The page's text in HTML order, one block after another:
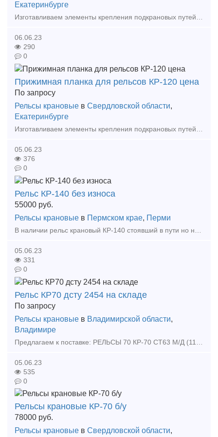
Екатеринбурге
Изготавливаем элементы крепления подкрановых путей == Собственное производство! Доставка! == Изготавливаем: - Прижимные планки - Упорные планки - Прижимы рельсовые
06.06.23
290
0
Прижимная планка для рельсов КР-120 цена
По запросу
Рельсы крановые в Свердловской области,
Екатеринбурге
Изготавливаем элементы крепления подкрановых путей == Собственное производство! Доставка! == Изготавливаем: - Прижимные планки - Упорные планки - Прижимы рельсовые
05.06.23
376
0
Рельс КР-140 без износа
55000 руб.
Рельсы крановые в Пермском крае, Перми
05.06.23
331
0
Рельс КР70 дсту 2454 на складе
По запросу
Рельсы крановые в Владимирской области,
Владимире
05.06.23
535
0
Рельсы крановые КР-70 б/у
78000 руб.
Рельсы крановые в Свердловской области,